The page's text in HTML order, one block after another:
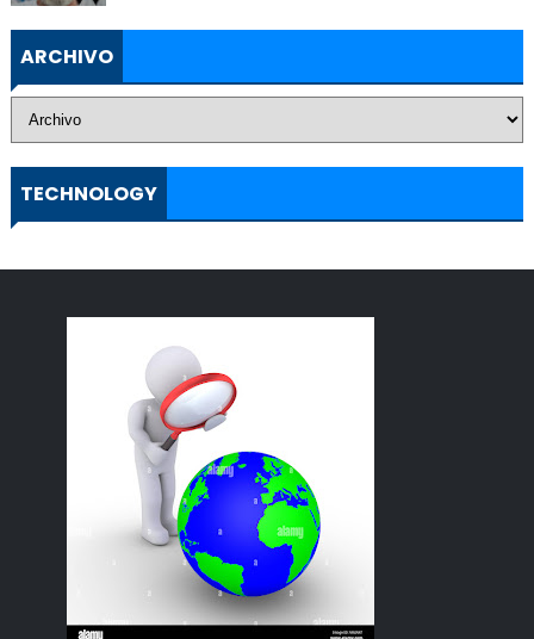
ARCHIVO
TECHNOLOGY